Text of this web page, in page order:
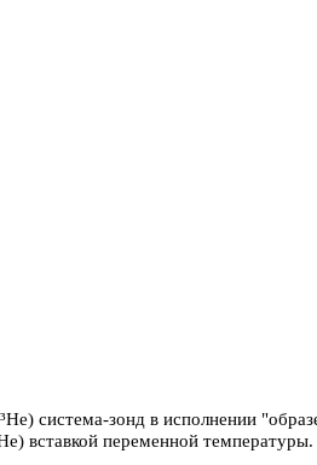
система-зонд в исполнении
вставкой переменной температуры.